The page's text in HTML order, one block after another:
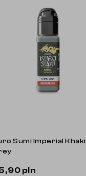
Sumi Imperial Khaki
pln
Do koszyka